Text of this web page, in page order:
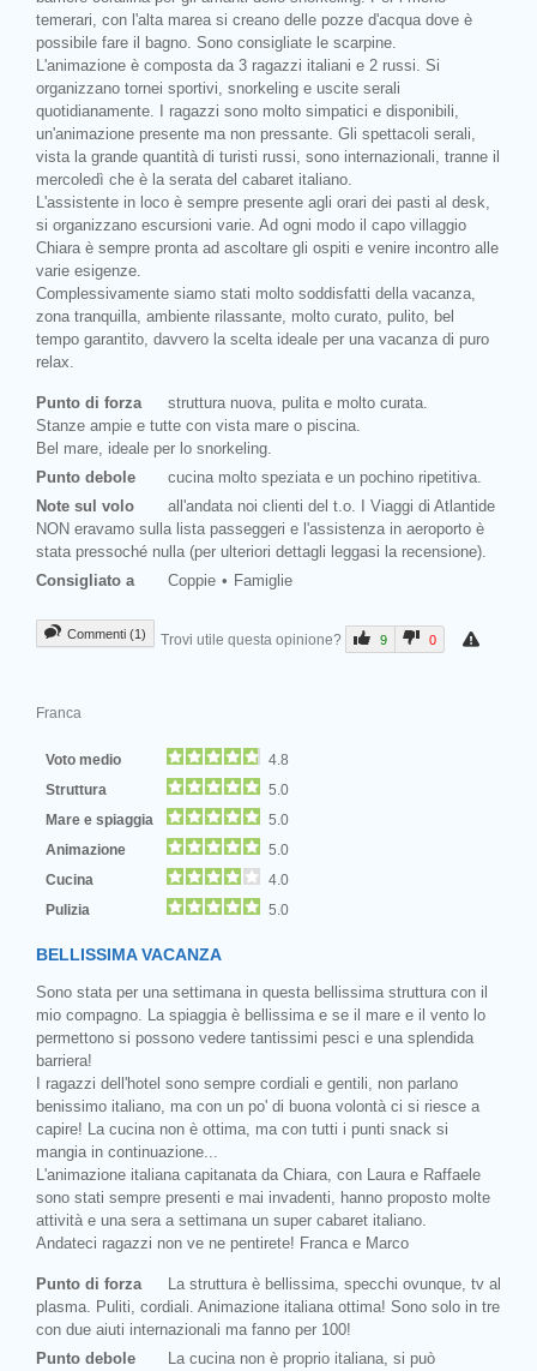
temerari, con l'alta marea si creano delle pozze d'acqua dove è
possibile fare il bagno. Sono consigliate le scarpine.
L'animazione è composta da 3 ragazzi italiani e 2 russi. Si
organizzano tornei sportivi, snorkeling e uscite serali
quotidianamente. I ragazzi sono molto simpatici e disponibili,
un'animazione presente ma non pressante. Gli spettacoli serali,
vista la grande quantità di turisti russi, sono internazionali, tranne il
mercoledì che è la serata del cabaret italiano.
L'assistente in loco è sempre presente agli orari dei pasti al desk,
si organizzano escursioni varie. Ad ogni modo il capo villaggio
Chiara è sempre pronta ad ascoltare gli ospiti e venire incontro alle
varie esigenze.
Complessivamente siamo stati molto soddisfatti della vacanza,
zona tranquilla, ambiente rilassante, molto curato, pulito, bel
tempo garantito, davvero la scelta ideale per una vacanza di puro
relax.
Punto di forza
struttura nuova, pulita e molto curata.
Stanze ampie e tutte con vista mare o piscina.
Bel mare, ideale per lo snorkeling.
Punto debole
cucina molto speziata e un pochino ripetitiva.
Note sul volo
all'andata noi clienti del t.o. I Viaggi di Atlantide
NON eravamo sulla lista passeggeri e l'assistenza in aeroporto è
stata pressoché nulla (per ulteriori dettagli leggasi la recensione).
Consigliato a
Coppie Famiglie
Commenti (1) Trovi utile questa opinione? 9 0
Franca
Voto medio
4.8
Struttura
5.0
Mare e spiaggia
5.0
Animazione
5.0
Cucina
4.0
Pulizia
5.0
BELLISSIMA VACANZA
Sono stata per una settimana in questa bellissima struttura con il
mio compagno. La spiaggia è bellissima e se il mare e il vento lo
permettono si possono vedere tantissimi pesci e una splendida
barriera!
I ragazzi dell'hotel sono sempre cordiali e gentili, non parlano
benissimo italiano, ma con un po' di buona volontà ci si riesce a
capire! La cucina non è ottima, ma con tutti i punti snack si
mangia in continuazione...
L'animazione italiana capitanata da Chiara, con Laura e Raffaele
sono stati sempre presenti e mai invadenti, hanno proposto molte
attività e una sera a settimana un super cabaret italiano.
Andateci ragazzi non ve ne pentirete! Franca e Marco
Punto di forza
La struttura è bellissima, specchi ovunque, tv al
plasma. Puliti, cordiali. Animazione italiana ottima! Sono solo in tre
con due aiuti internazionali ma fanno per 100!
Punto debole
La cucina non è proprio italiana, si può
Prev